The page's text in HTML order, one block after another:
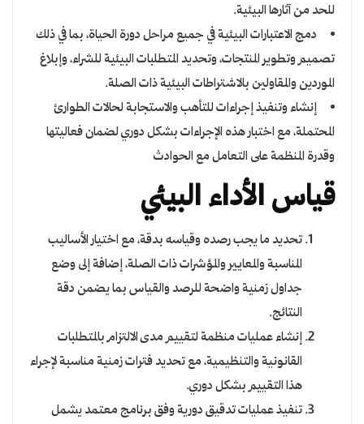
للحد من آثارها البيئية.
دمج الاعتبارات البيئية في جميع مراحل دورة الحياة، بما في ذلك
تصميم وتطوير المنتجات، وتحديد المتطلبات البيئية للشراء، وإبلاغ
الموردين والمقاولين بالاشتراطات البيئية ذات الصلة.
إنشاء وتنفيذ إجراءات للتأهب والاستجابة لحالات الطوارئ
المحتملة، مع اختبار هذه الإجراءات بشكل دوري لضمان فعاليتها
وقدرة المنظمة على التعامل مع الحوادث
قياس الأداء البيئي
تحديد ما يجب رصده وقياسه بدقة، مع اختيار الأساليب
المناسبة والمعايير والمؤشرات ذات الصلة، إضافة إلى وضع
جداول زمنية واضحة للرصد والقياس بما يضمن دقة
النتائج.
إنشاء عمليات منظمة لتقييم مدى الالتزام بالمتطلبات
القانونية والتنظيمية، مع تحديد فترات زمنية مناسبة لإجراء
هذا التقييم بشكل دوري.
تنفيذ عمليات تدقيق دورية وفق برنامج معتمد يشمل